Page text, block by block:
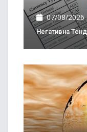
07/08/2026
Негативна